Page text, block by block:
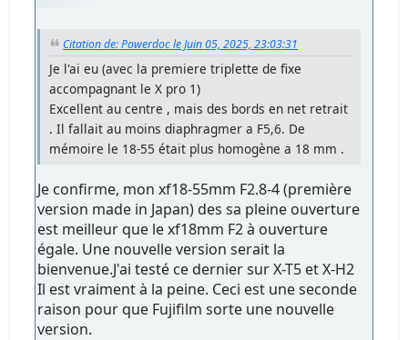
Citation de: Powerdoc le Juin 05, 2025, 23:03:31
Je l'ai eu (avec la premiere triplette de fixe
accompagnant le X pro 1)
Excellent au centre , mais des bords en net retrait
. Il fallait au moins diaphragmer a F5,6. De
mémoire le 18-55 était plus homogène a 18 mm .
Je confirme, mon xf18-55mm F2.8-4 (première
version made in Japan) des sa pleine ouverture
est meilleur que le xf18mm F2 à ouverture
égale. Une nouvelle version serait la
bienvenue.J'ai testé ce dernier sur X-T5 et X-H2
Il est vraiment à la peine. Ceci est une seconde
raison pour que Fujifilm sorte une nouvelle
version.